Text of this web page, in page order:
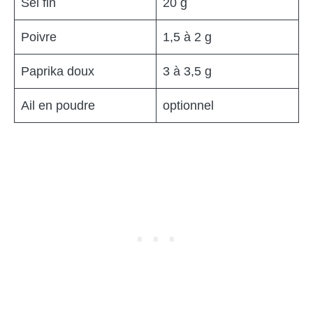
Sel fin 20 g
Poivre 1,5 à 2 g
Paprika doux 3 à 3,5 g
Ail en poudre optionnel